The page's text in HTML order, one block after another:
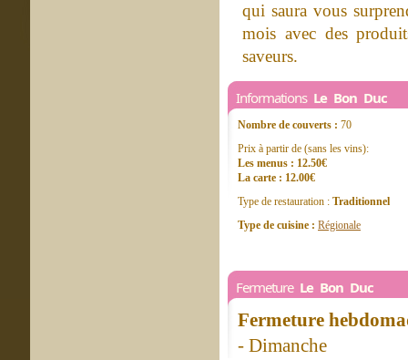
qui saura vous
mois avec des
saveurs.
Informations Le Bon Duc
Nombre de couverts : 70
Prix à partir de (sans les vins):
Les menus : 12.50€
La carte : 12.00€
Type de restauration : Traditionnel
Type de cuisine : Régionale
Fermeture Le Bon Duc
Fermeture
- Dimanche